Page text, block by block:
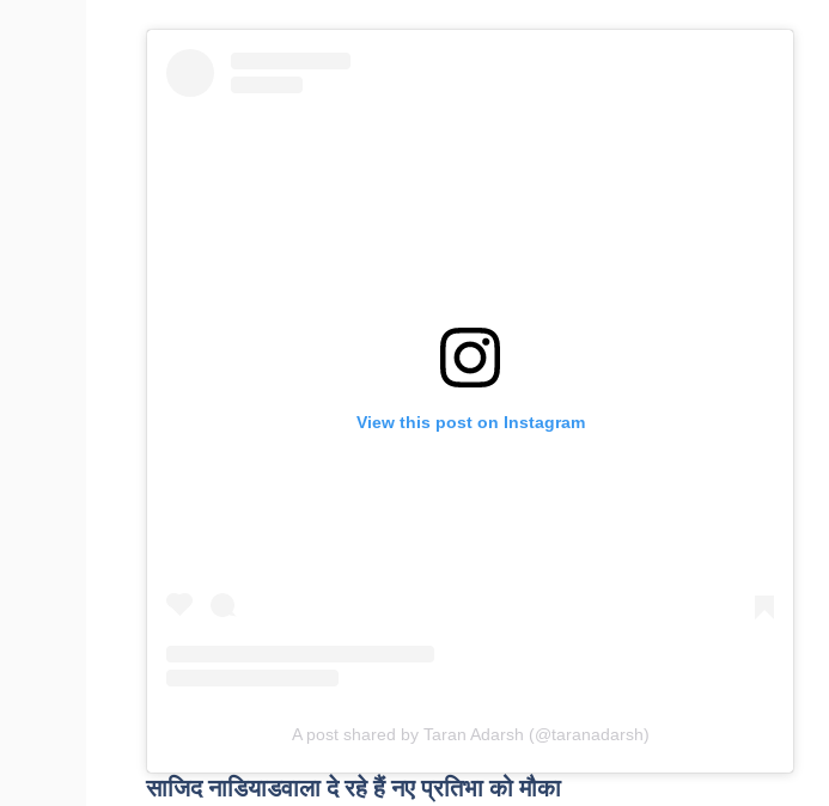
View this post on Instagram
A post shared by Taran Adarsh (@taranadarsh)
साजिद नाडियाडवाला दे रहे हैं नए प्रतिभा को मौका